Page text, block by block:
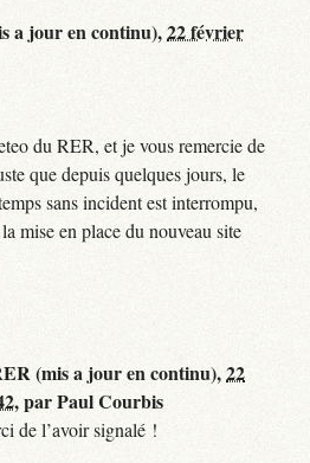
a jour en continu),22 février
du RER, et je vous remercie de
que depuis quelques jours, le
sans incident est interrompu,
mise en place du nouveau site
(mis a jour en continu),22
,parPaul Courbis
de l’avoir signalé !